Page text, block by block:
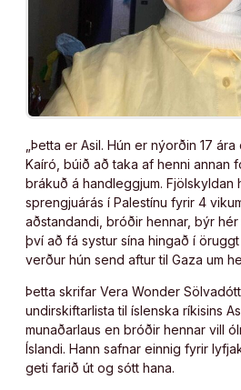
„Þetta er Asil. Hún er nýorðin 17
Kaíró, búið að taka af henni annan
brákuð á handleggjum. Fjölskyldan
sprengjuárás í Palestínu fyrir 4
aðstandandi, bróðir hennar, býr
því að fá systur sína hingað í
verður hún send aftur til Gaza um
Þetta skrifar Vera Wonder
undirskiftarlista til íslenska ríkisins
munaðarlaus en bróðir hennar vill
Íslandi. Hann safnar einnig fyrir
geti farið út og sótt hana.